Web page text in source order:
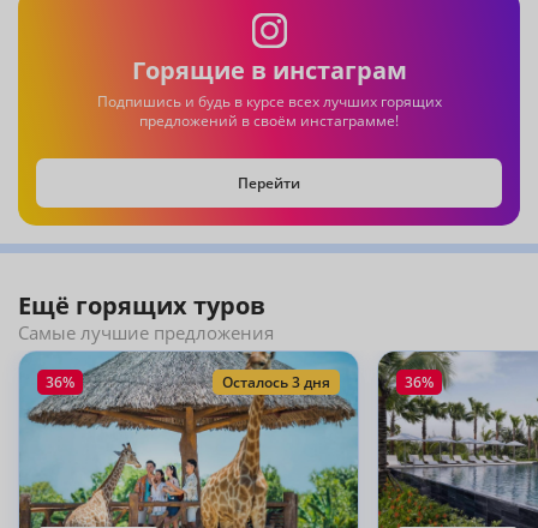
Горящие в инстаграм
Подпишись и будь в курсе всех лучших горящих
предложений в своём инстаграмме!
Перейти
Ещё горящих туров
Самые лучшие предложения
36% Осталось 3 дня 36%